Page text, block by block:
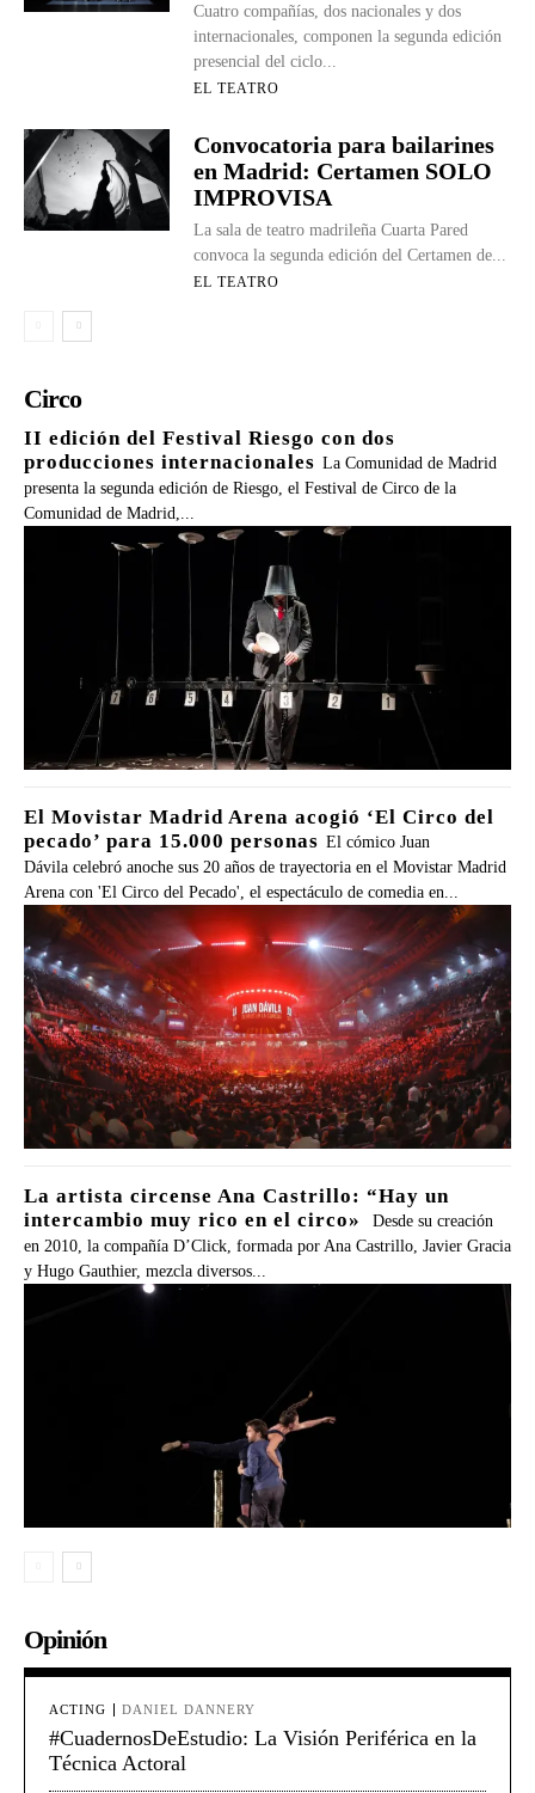
Cuatro compañías, dos nacionales y dos
internacionales, componen la segunda edición
presencial del ciclo...
EL TEATRO
Convocatoria para bailarines
en Madrid: Certamen SOLO
IMPROVISA
La sala de teatro madrileña Cuarta Pared
convoca la segunda edición del Certamen de...
EL TEATRO
Circo
II edición del Festival Riesgo con dos
producciones internacionales La Comunidad de Madrid
presenta la segunda edición de Riesgo, el Festival de Circo de la
Comunidad de Madrid,...
El Movistar Madrid Arena acogió ‘El Circo del
pecado’ para 15.000 personas El cómico Juan
Dávila celebró anoche sus 20 años de trayectoria en el Movistar Madrid
Arena con 'El Circo del Pecado', el espectáculo de comedia en...
La artista circense Ana Castrillo: “Hay un
intercambio muy rico en el circo»
Desde su creación
en 2010, la compañía D’Click, formada por Ana Castrillo, Javier Gracia
y Hugo Gauthier, mezcla diversos...
Opinión
ACTING DANIEL DANNERY
#CuadernosDeEstudio: La Visión Periférica en la
Técnica Actoral